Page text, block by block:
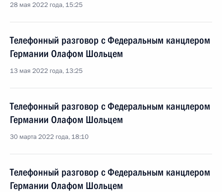
28 мая 2022 года, 15:25
Телефонный разговор с Федеральным канцлером
Германии Олафом Шольцем
13 мая 2022 года, 13:25
Телефонный разговор с Федеральным канцлером
Германии Олафом Шольцем
30 марта 2022 года, 18:10
Телефонный разговор с Федеральным канцлером
Германии Олафом Шольцем